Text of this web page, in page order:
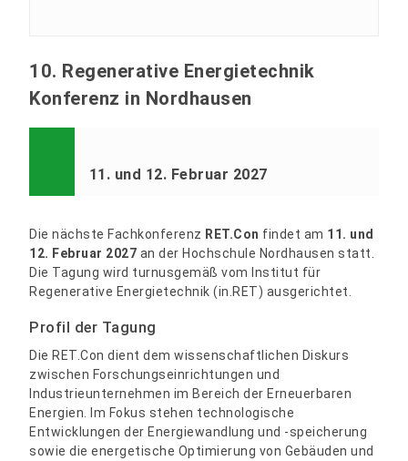
10. Regenerative Energietechnik
Konferenz in Nordhausen
11. und 12. Februar 2027
Die nächste Fachkonferenz RET.Con findet am 11. und
12. Februar 2027 an der Hochschule Nordhausen statt.
Die Tagung wird turnusgemäß vom Institut für
Regenerative Energietechnik (in.RET) ausgerichtet.
Profil der Tagung
Die RET.Con dient dem wissenschaftlichen Diskurs
zwischen Forschungseinrichtungen und
Industrieunternehmen im Bereich der Erneuerbaren
Energien. Im Fokus stehen technologische
Entwicklungen der Energiewandlung und -speicherung
sowie die energetische Optimierung von Gebäuden und